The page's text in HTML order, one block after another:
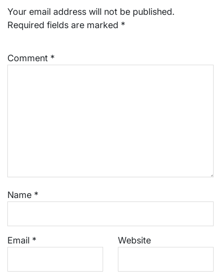
Your email address will not be published.
Required fields are marked *
Comment *
Name *
Email * Website